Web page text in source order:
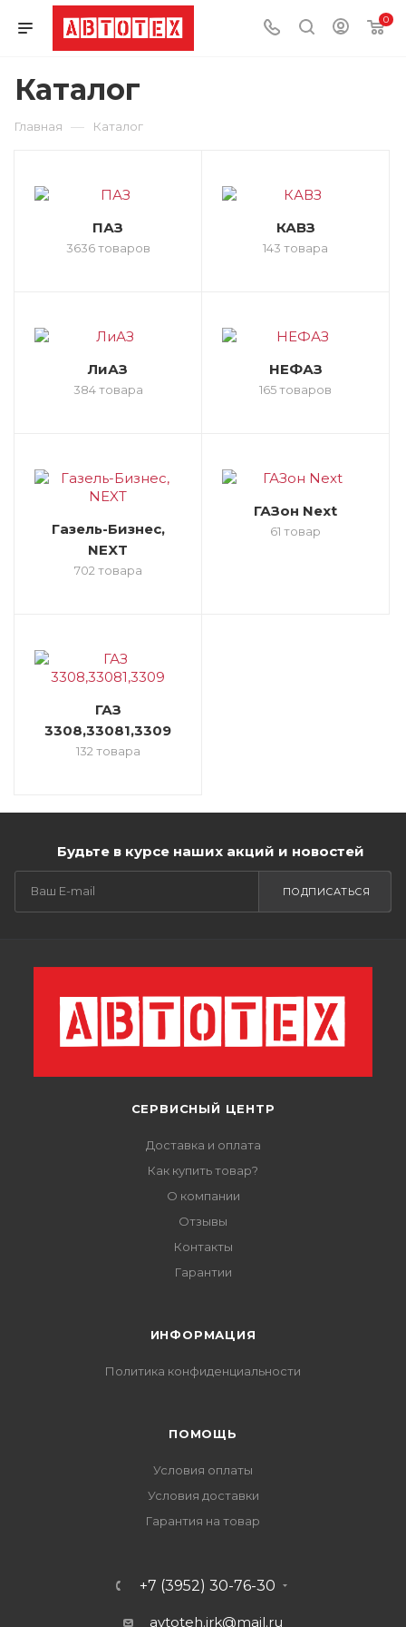
0
Каталог
Главная — Каталог
ПАЗ
3636 товаров
КАВЗ
143 товара
ЛиАЗ
384 товара
НЕФАЗ
165 товаров
Газель-Бизнес,
NEXT
702 товара
ГАЗон Next
61 товар
ГАЗ
3308,33081,3309
132 товара
Будьте в курсе наших акций и новостей
ПОДПИСАТЬСЯ
СЕРВИСНЫЙ ЦЕНТР
Доставка и оплата
Как купить товар?
О компании
Отзывы
Контакты
Гарантии
ИНФОРМАЦИЯ
Политика конфиденциальности
ПОМОЩЬ
Условия оплаты
Условия доставки
Гарантия на товар
+7 (3952) 30-76-30
avtoteh.irk@mail.ru